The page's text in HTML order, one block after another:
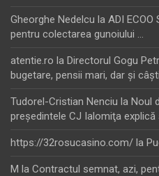
Gheorghe Nedelcu la ADI
pentru colectarea gunoiului …
atentie.ro la Directorul Gogu
bugetare, pensii mari, dar şi
Tudorel-Cristian Nenciu la Noul
preşedintele CJ Ialomiţa
https://32rosucasino.com/ la
M la Contractul semnat, azi,